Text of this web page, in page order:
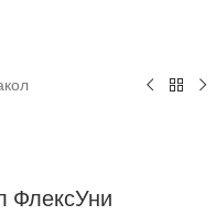
ФлексУни